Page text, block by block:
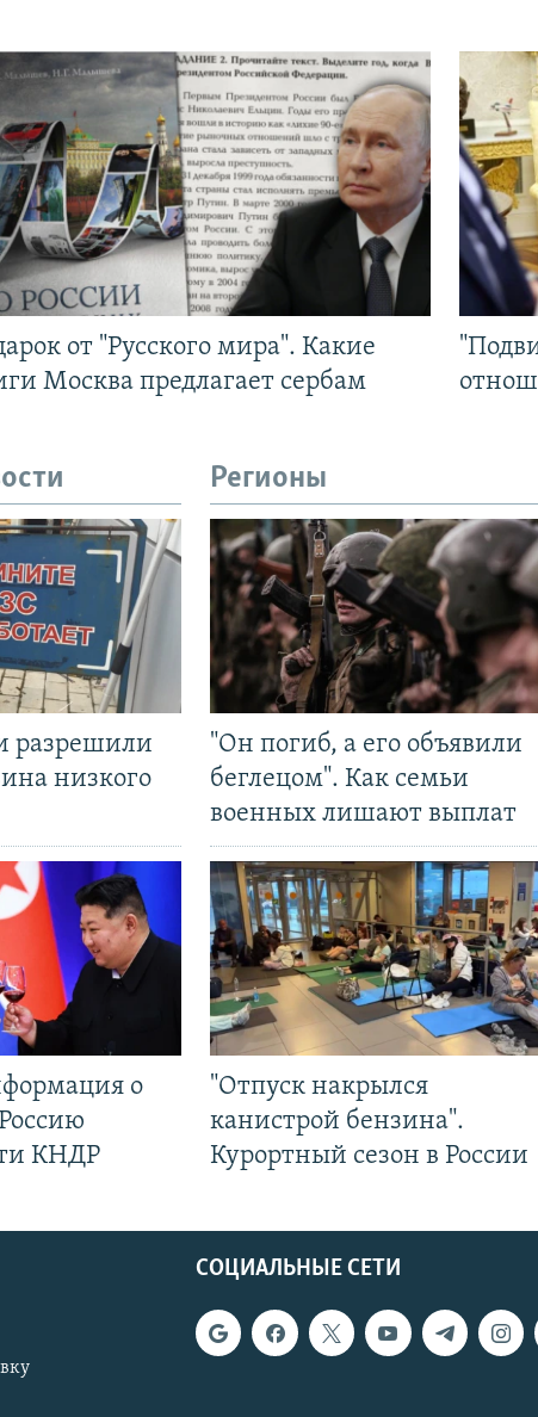
от "Русского мира". Какие
Москва предлагает сербам
разрешили
низкого
о
КНДР
Регионы
"Он погиб, а его объявили
беглецом". Как семьи
военных лишают выплат
"Отпуск накрылся
канистрой бензина".
Курортный сезон в России
СОЦИАЛЬНЫЕ СЕТИ